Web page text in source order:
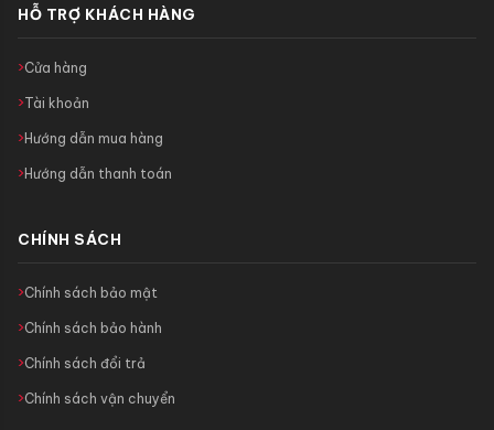
HỖ TRỢ KHÁCH HÀNG
Cửa hàng
Tài khoản
Hướng dẫn mua hàng
Hướng dẫn thanh toán
CHÍNH SÁCH
Chính sách bảo mật
Chính sách bảo hành
Chính sách đổi trả
Chính sách vận chuyển